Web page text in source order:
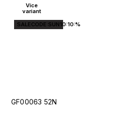
Více
variant
SALECODE:SUN10:10:%
GF00063 52N